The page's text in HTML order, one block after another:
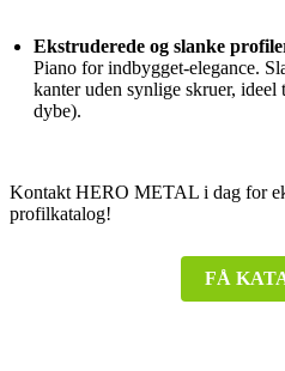
Ekstruderede og slanke
Piano for indbygget-elegance.
kanter uden synlige skruer,
dybe).
Kontakt HERO METAL i dag for
profilkatalog!
FÅ